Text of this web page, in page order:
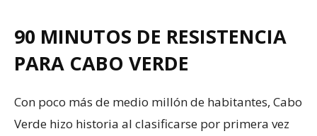
90 MINUTOS DE RESISTENCIA
PARA CABO VERDE
Con poco más de medio millón de habitantes, Cabo
Verde hizo historia al clasificarse por primera vez